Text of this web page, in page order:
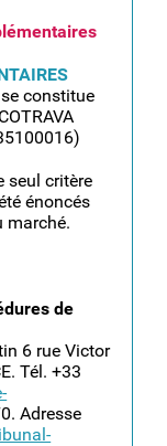
constitue
seul critère
énoncés
marché.
de
6 rue Victor
Tél. +33
Adresse